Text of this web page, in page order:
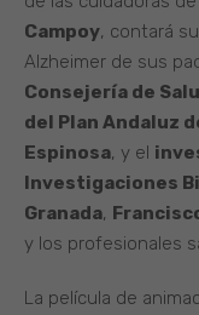
Campoy, contará
Alzheimer de sus
Consejería de
del Plan Andaluz
Espinosa, y el
Investigaciones
Granada,
y los profesionales
La película de